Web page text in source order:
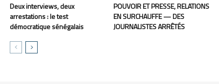
Deux interviews, deux
arrestations : le test
démocratique sénégalais
POUVOIR ET PRESSE, RELATIONS
EN SURCHAUFFE — DES
JOURNALISTES ARRÊTÉS